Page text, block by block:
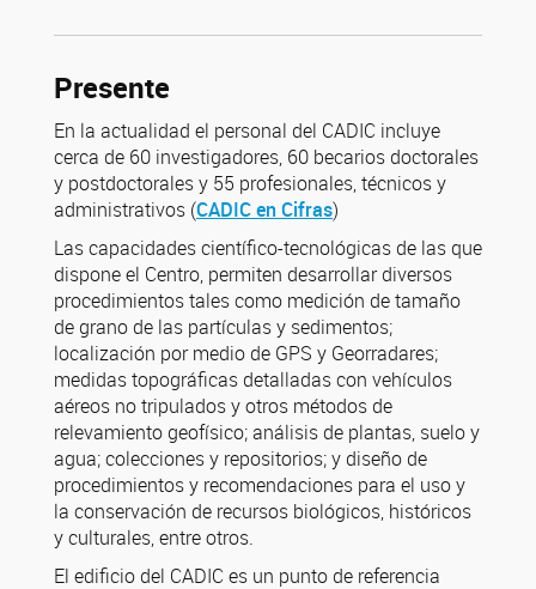
Presente
En la actualidad el personal del CADIC incluye
cerca de 60 investigadores, 60 becarios doctorales
y postdoctorales y 55 profesionales, técnicos y
administrativos (CADIC en Cifras)
Las capacidades científico-tecnológicas de las que
dispone el Centro, permiten desarrollar diversos
procedimientos tales como medición de tamaño
de grano de las partículas y sedimentos;
localización por medio de GPS y Georradares;
medidas topográficas detalladas con vehículos
aéreos no tripulados y otros métodos de
relevamiento geofísico; análisis de plantas, suelo y
agua; colecciones y repositorios; y diseño de
procedimientos y recomendaciones para el uso y
la conservación de recursos biológicos, históricos
y culturales, entre otros.
El edificio del CADIC es un punto de referencia